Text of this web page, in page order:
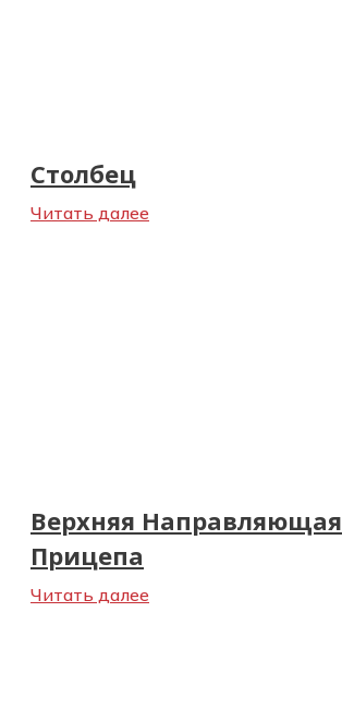
Столбец
Читать далее
Верхняя Направляющая
Прицепа
Читать далее